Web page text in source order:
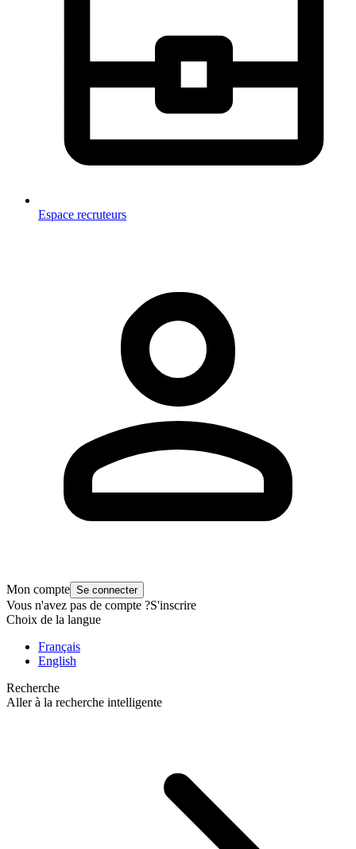
Espace recruteurs
Mon compte Se connecter
Vous n'avez pas de compte ?S'inscrire
Choix de la langue
Français
English
Recherche
Aller à la recherche intelligente